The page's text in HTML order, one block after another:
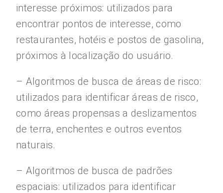
interesse próximos: utilizados para
encontrar pontos de interesse, como
restaurantes, hotéis e postos de gasolina,
próximos à localização do usuário.
– Algoritmos de busca de áreas de risco:
utilizados para identificar áreas de risco,
como áreas propensas a deslizamentos
de terra, enchentes e outros eventos
naturais.
– Algoritmos de busca de padrões
espaciais: utilizados para identificar